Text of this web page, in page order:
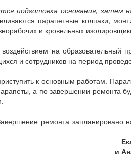
подготовка основания, затем
парапетные колпаки,
и кровельных
на образовательный
и сотрудников на период
к основным работам.
а по завершении ремонта
ремонта запланировано
и